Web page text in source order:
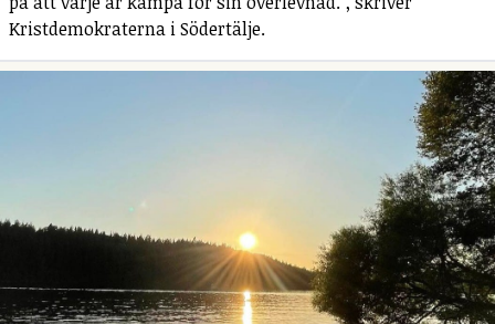
Kristdemokraterna i Södertälje.